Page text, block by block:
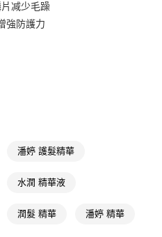
不需儲值。
款。
减少毛躁
強防護力
潘婷 護髮精華
水潤 精華液
潤髮 精華 潘婷 精華